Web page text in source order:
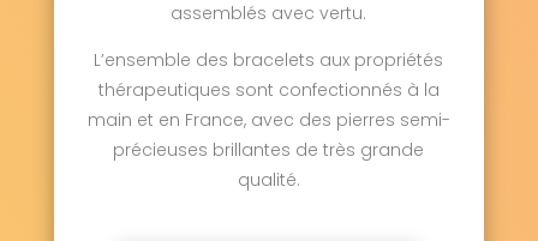
assemblés avec vertu.
L’ensemble des bracelets aux propriétés
thérapeutiques sont confectionnés à la
main et en France, avec des pierres semi-
précieuses brillantes de très grande
qualité.